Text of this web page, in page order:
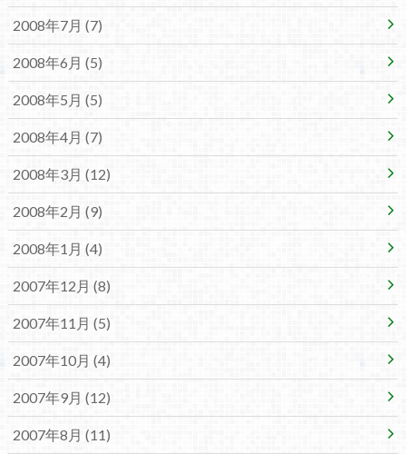
2008年7月 (7)
2008年6月 (5)
2008年5月 (5)
2008年4月 (7)
2008年3月 (12)
2008年2月 (9)
2008年1月 (4)
2007年12月 (8)
2007年11月 (5)
2007年10月 (4)
2007年9月 (12)
2007年8月 (11)